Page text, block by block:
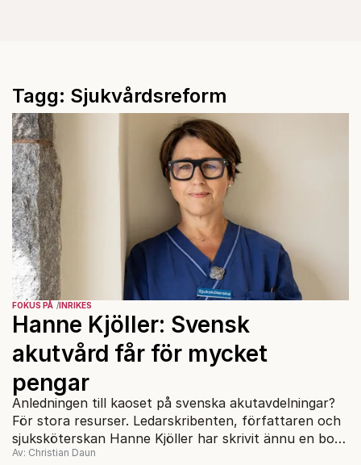
Tagg: Sjukvårdsreform
FOKUS PÅ INRIKES
Hanne Kjöller: Svensk
akutvård får för mycket
pengar
Anledningen till kaoset på svenska akutavdelningar?
För stora resurser. Ledarskribenten, författaren och
sjuksköterskan Hanne Kjöller har skrivit ännu en bok
som lär göra människor rosenrasande.
Av: Christian Daun